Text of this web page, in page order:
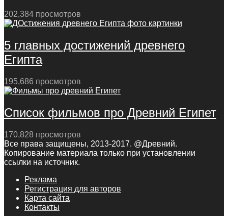
202,384 просмотров
5 главных достижений древнего
Египта
195,686 просмотров
Список фильмов про Древний Египет
170,828 просмотров
Все права защищены, 2013-2017. @Древний.
Копирование материала только при установлении
ссылки на источник.
Реклама
Регистрация для авторов
Карта сайта
Контакты